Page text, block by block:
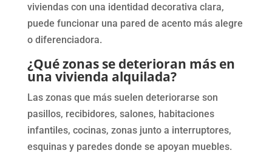
viviendas con una identidad decorativa clara,
puede funcionar una pared de acento más alegre
o diferenciadora.
¿Qué zonas se deterioran más en
una vivienda alquilada?
Las zonas que más suelen deteriorarse son
pasillos, recibidores, salones, habitaciones
infantiles, cocinas, zonas junto a interruptores,
esquinas y paredes donde se apoyan muebles.